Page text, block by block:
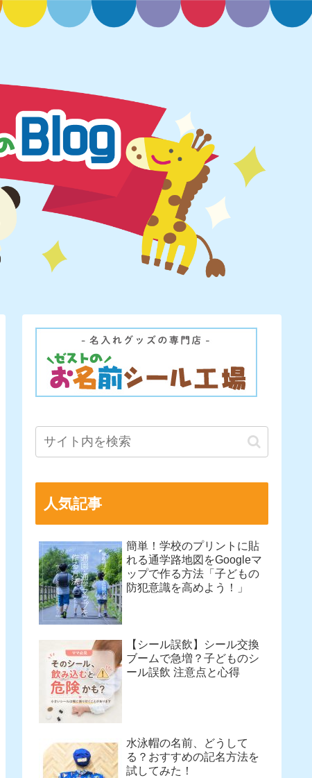
人気記事
簡単！学校のプリントに貼
れる通学路地図をGoogleマ
ップで作る方法「子どもの
防犯意識を高めよう！」
【シール誤飲】シール交換
ブームで急増？子どものシ
ール誤飲 注意点と心得
水泳帽の名前、どうして
る？おすすめの記名方法を
試してみた！